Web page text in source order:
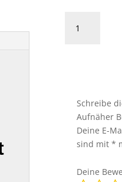
Schwammkopf
Film
Patrick
Comic
Menge
Schreibe
Aufnäher
Deine E-
sind mit*
Deine